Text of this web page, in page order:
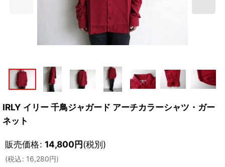
IRLY イリー 千鳥ジャガード アーチカラーシャツ・ガー
ネット
販売価格: 14,800円(税別)
(税込: 16,280円)